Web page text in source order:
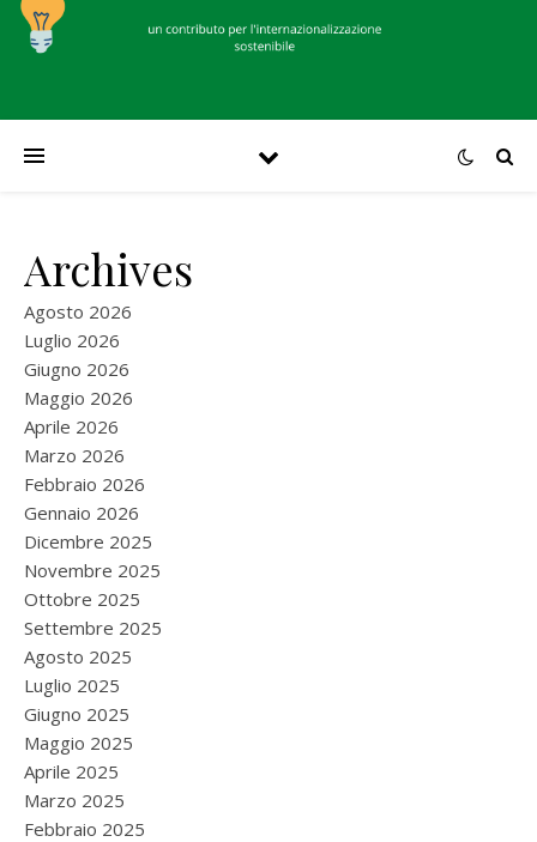
Archives
Agosto 2026
Luglio 2026
Giugno 2026
Maggio 2026
Aprile 2026
Marzo 2026
Febbraio 2026
Gennaio 2026
Dicembre 2025
Novembre 2025
Ottobre 2025
Settembre 2025
Agosto 2025
Luglio 2025
Giugno 2025
Maggio 2025
Aprile 2025
Marzo 2025
Febbraio 2025